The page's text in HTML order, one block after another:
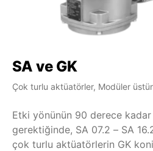
SA ve GK
Çok turlu aktüatörler, Modüler
Etki yönünün 90 derece
gerektiğinde, SA 07.2 – SA
çok turlu aktüatörlerin GK